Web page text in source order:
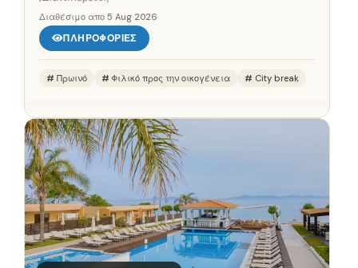
Διαθέσιμο απο 5 Aug 2026
ΠΛΗΡΟΦΟΡΊΕΣ
Πρωινό Φιλικό προς την οικογένεια City break